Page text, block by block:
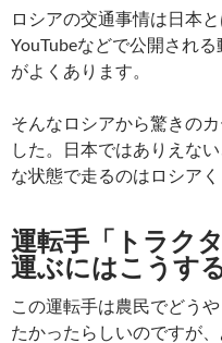
ロシアの交通事情は日本
YouTubeなどで公開され
がよくあります。
そんなロシアから驚きの
した。日本ではありえな
な状態で走るのはロシア
運転手「トラク
運ぶにはこうす
この運転手は農民でどう
たかったらしいのですが